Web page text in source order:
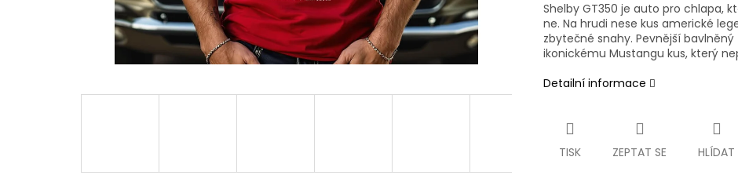
Shelby GT350 je auto pro chlapa,
ne. Na hrudi nese kus americké
zbytečné snahy. Pevnější
ikonickému Mustangu kus, který
Detailní informace
TISK ZEPTAT SE HLÍDAT